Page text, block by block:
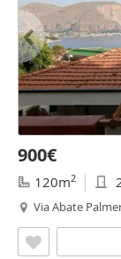
900€
120m2
Via Abate